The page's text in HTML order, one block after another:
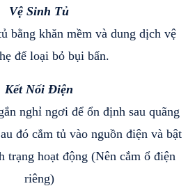
Vệ Sinh Tủ
bằng khăn mềm và dung dịch vệ
để loại bỏ bụi bẩn.
Kết Nối Điện
nghỉ ngơi để ổn định sau quãng
đó cắm tủ vào nguồn điện và bật
trạng hoạt động (Nên cắm ổ điện
riêng)